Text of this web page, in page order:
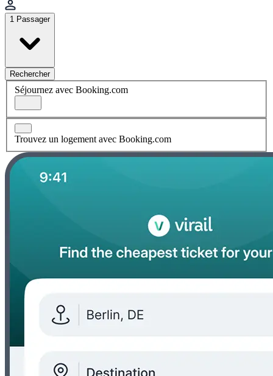
1 Passager
Rechercher
Séjournez avec Booking.com
Trouvez un logement avec Booking.com